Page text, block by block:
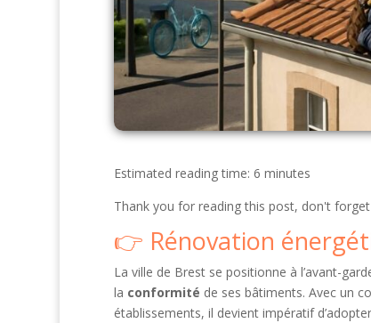
Estimated reading time: 6 minutes
Thank you for reading this post, don't
Rénovation
La ville de Brest se positionne à l’avant-
la conformité de ses bâtiments. Avec un
établissements, il devient impératif